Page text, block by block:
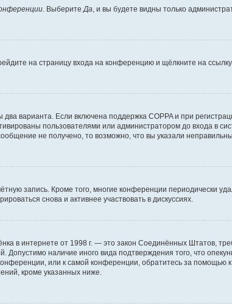
. Выберите Да , и вы будете видны только
на страницу входа на конференцию и щёлкните на ссылку
варианта. Если включена поддержка COPPA и при
пользователями или администратором до входа в
не получено, то возможно, что вы указали
запись. Кроме того, многие конференции периодически
снова и активнее участвовать в дискуссиях.
в интернете от 1998 г. — это закон Соединённых Штатов,
Допустимо наличие иного вида подтверждения того, что
или к самой конференции, обратитесь за помощью
кроме указанных ниже.